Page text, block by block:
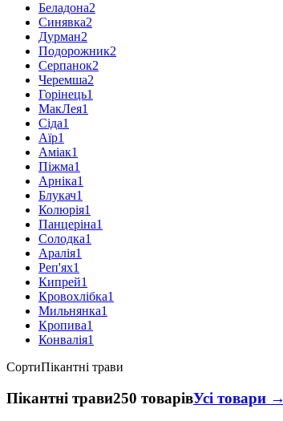
Беладона2
Синявка2
Дурман2
Подорожник2
Серпанок2
Черемша2
Горінець1
МакЛея1
Сіда1
Аїр1
Аміак1
Піжма1
Арніка1
Блукач1
Колюрія1
Панцеріна1
Солодка1
Аралія1
Реп'ях1
Кипрей1
Кровохлібка1
Мильнянка1
Кропива1
Конвалія1
СортиПікантні трави
Пікантні трави250 товарівУсі товари →